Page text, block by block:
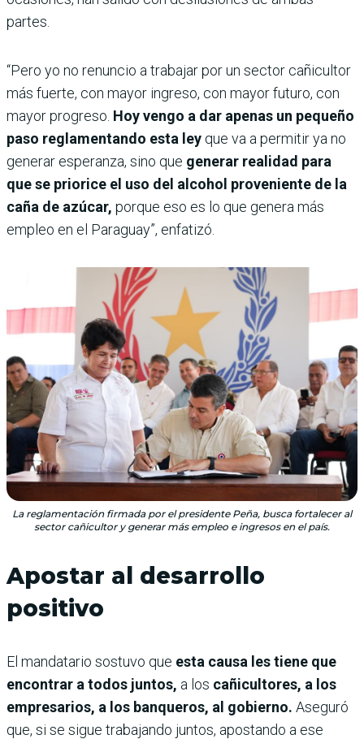
partes.
“Pero yo no renuncio a trabajar por un sector cañicultor
más fuerte, con mayor ingreso, con mayor futuro, con
mayor progreso. Hoy vengo a dar apenas un pequeño
paso reglamentando esta ley que va a permitir ya no
generar esperanza, sino que generar realidad para
que se priorice el uso del alcohol proveniente de la
caña de azúcar, porque eso es lo que genera más
empleo en el Paraguay”, enfatizó.
La reglamentación firmada por el presidente Peña, busca fortalecer al
sector cañicultor y generar más empleo e ingresos en el país.
Apostar al desarrollo
positivo
El mandatario sostuvo que esta causa les tiene que
encontrar a todos juntos, a los cañicultores, a los
empresarios, a los banqueros, al gobierno. Aseguró
que, si se sigue trabajando juntos, apostando a ese